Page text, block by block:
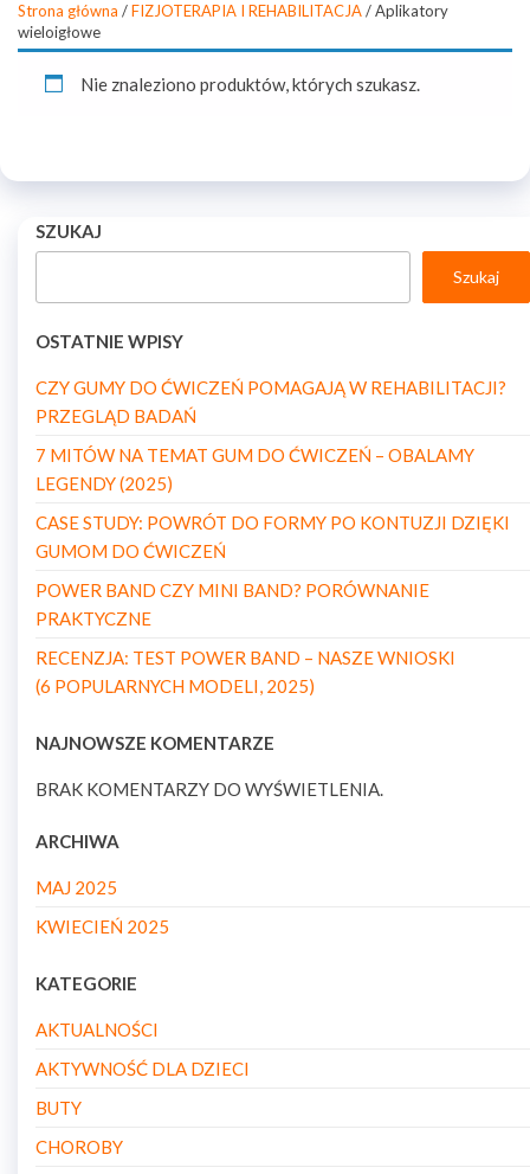
Strona główna /FIZJOTERAPIA I REHABILITACJA/ Aplikatory
wieloigłowe
Nie znaleziono produktów, których szukasz.
SZUKAJ
Szukaj
OSTATNIE WPISY
CZY GUMY DO ĆWICZEŃ POMAGAJĄ W REHABILITACJI?
PRZEGLĄD BADAŃ
7 MITÓW NA TEMAT GUM DO ĆWICZEŃ – OBALAMY
LEGENDY (2025)
CASE STUDY: POWRÓT DO FORMY PO KONTUZJI DZIĘKI
GUMOM DO ĆWICZEŃ
POWER BAND CZY MINI BAND? PORÓWNANIE
PRAKTYCZNE
RECENZJA: TEST POWER BAND – NASZE WNIOSKI
(6 POPULARNYCH MODELI, 2025)
NAJNOWSZE KOMENTARZE
BRAK KOMENTARZY DO WYŚWIETLENIA.
ARCHIWA
MAJ 2025
KWIECIEŃ 2025
KATEGORIE
AKTUALNOŚCI
AKTYWNOŚĆ DLA DZIECI
BUTY
CHOROBY